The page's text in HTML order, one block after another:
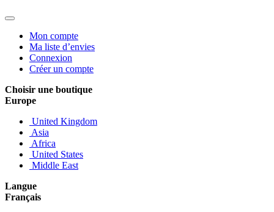
Mon compte
Ma liste d’envies
Connexion
Créer un compte
Choisir une boutique
Europe
United Kingdom
Asia
Africa
United States
Middle East
Langue
Français